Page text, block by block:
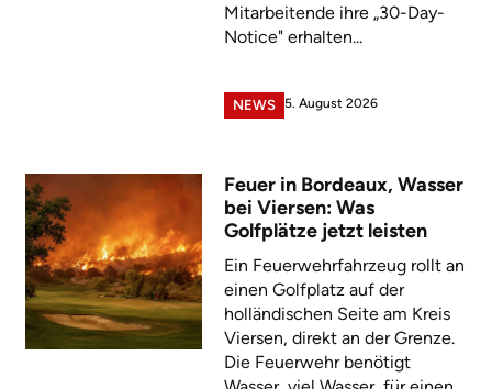
Mitarbeitende ihre „30-Day-
Notice" erhalten...
NEWS 5. August 2026
Feuer in Bordeaux, Wasser
bei Viersen: Was
Golfplätze jetzt leisten
Ein Feuerwehrfahrzeug rollt an
einen Golfplatz auf der
holländischen Seite am Kreis
Viersen, direkt an der Grenze.
Die Feuerwehr benötigt